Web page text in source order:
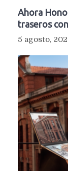
Ahora
traseros
5 agosto,